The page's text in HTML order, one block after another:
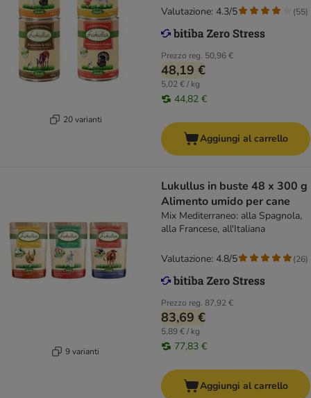
20 varianti
Tacchino
Prezzo reg. 50,96 €
48,19 €
5,02 € / kg
44,82 €
Valutazione: 4.3/5 (55)
Aggiungi al carrello
9 varianti
Lukullus in buste 48 x 300 g
Alimento umido per cane
Mix Mediterraneo: alla Spagnola,
alla Francese, all'Italiana
Prezzo reg. 87,92 €
83,69 €
5,89 € / kg
77,83 €
Valutazione: 4.8/5 (26)
Aggiungi al carrello